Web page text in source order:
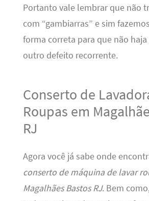
Portanto vale lembrar que não
com “gambiarras” e sim
forma correta para que não
outro defeito recorrente.
Conserto de
Roupas em
RJ
Agora você já sabe onde
conserto de máquina de lavar
Magalhães Bastos RJ. Bem